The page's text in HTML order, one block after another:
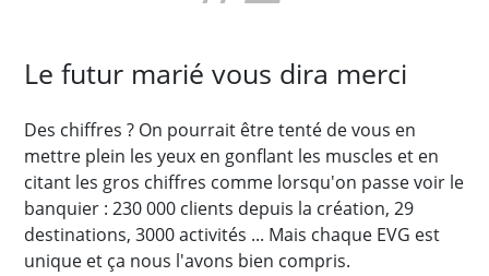
Le futur marié vous dira merci
Des chiffres ? On pourrait être tenté de vous en
mettre plein les yeux en gonflant les muscles et en
citant les gros chiffres comme lorsqu'on passe voir le
banquier : 230 000 clients depuis la création, 29
destinations, 3000 activités ... Mais chaque EVG est
unique et ça nous l'avons bien compris.